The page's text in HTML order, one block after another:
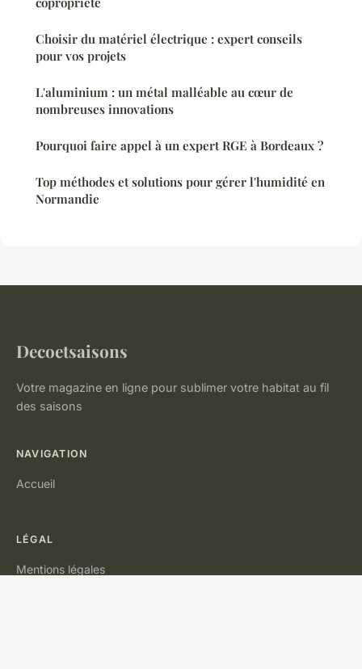
Choisir du matériel électrique : expert conseils
pour vos projets
L'aluminium : un métal malléable au cœur de
nombreuses innovations
Pourquoi faire appel à un expert RGE à Bordeaux ?
Top méthodes et solutions pour gérer l'humidité en
Normandie
Decoetsaisons
Votre magazine en ligne pour sublimer votre habitat au fil
des saisons
NAVIGATION
Accueil
LÉGAL
Mentions légales